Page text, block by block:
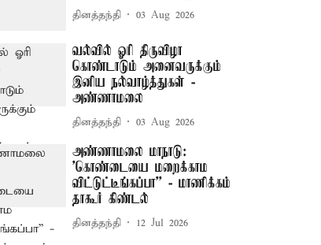
தினத்தந்தி 03 Aug 2026
வல்வில் ஓரி திருவிழா
கொண்டாடும் அனைவருக்கும்
இனிய நல்வாழ்த்துகள் -
அண்ணாமலை
தினத்தந்தி 03 Aug 2026
அண்ணாமலை மாநாடு:
'கொண்டையை மறைக்காம
விட்டுட்டீங்கப்பா'' - மாணிக்கம்
தாகூர் கிண்டல்
தினத்தந்தி 12 Jul 2026